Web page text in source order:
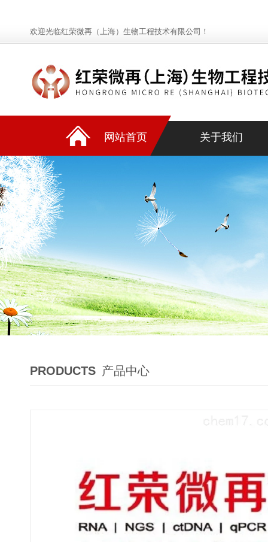
欢迎光临红荣微再（上海）生物工程技术有限公司！
网站首页 关于我们
PRODUCTS 产品中心